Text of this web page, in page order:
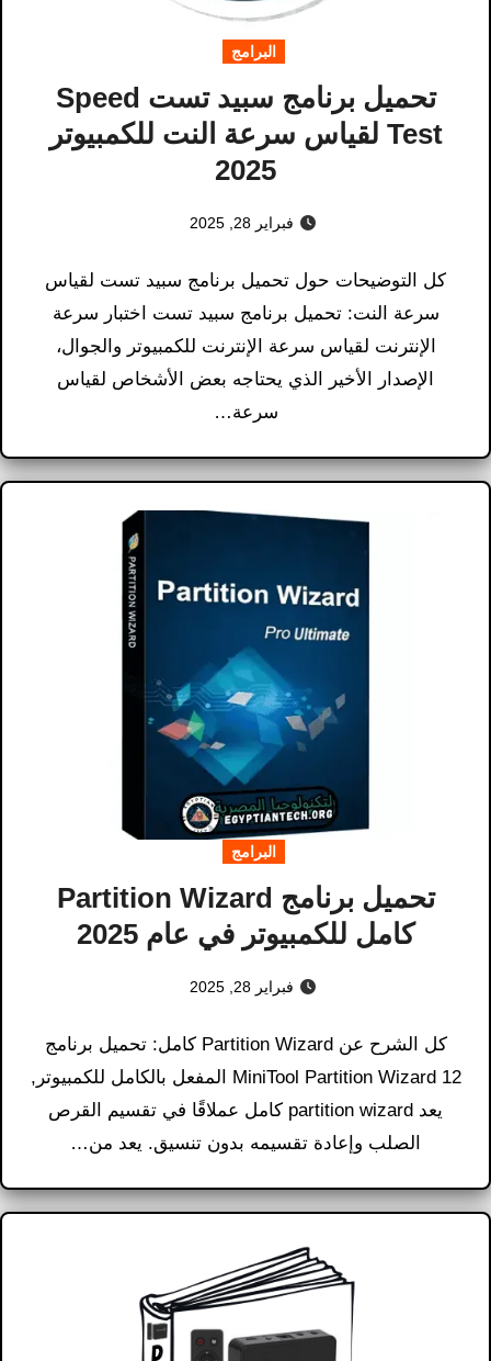
البرامج
تحميل برنامج سبيد تست Speed
Test لقياس سرعة النت للكمبيوتر
2025
فبراير 28, 2025
كل التوضيحات حول تحميل برنامج سبيد تست لقياس
سرعة النت​: تحميل برنامج سبيد تست اختبار سرعة
الإنترنت لقياس سرعة الإنترنت للكمبيوتر والجوال،
الإصدار الأخير الذي يحتاجه بعض الأشخاص لقياس
سرعة…
البرامج
تحميل برنامج Partition Wizard
كامل للكمبيوتر في عام 2025
فبراير 28, 2025
كل الشرح عن Partition Wizard كامل: تحميل برنامج
MiniTool Partition Wizard 12 المفعل بالكامل للكمبيوتر,
يعد partition wizard كامل عملاقًا في تقسيم القرص
الصلب وإعادة تقسيمه بدون تنسيق. يعد من…